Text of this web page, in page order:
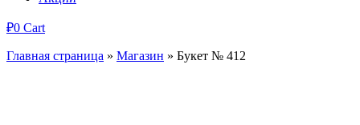
₽0 Cart
Главная страница » Магазин » Букет № 412